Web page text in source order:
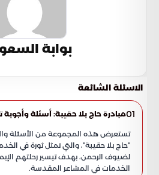
بوابة
الاسئلة الشائعة
01مبادرة حاج بلا حقيبة: أسئلة
تستعرض هذه المجموعة من الأسئلة
"حاج بلا حقيبة"، والتي تمثل ثورة في
لضيوف الرحمن، بهدف تيسير رحلتهم
الخدمات في المشاعر المقدسة.